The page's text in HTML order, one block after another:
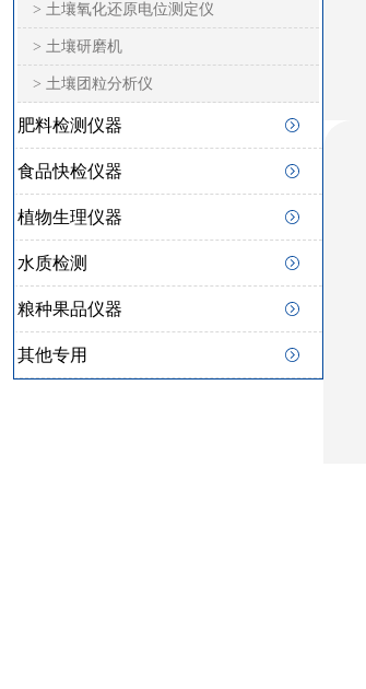
> 土壤氧化还原电位测定仪
> 土壤研磨机
> 土壤团粒分析仪
肥料检测仪器
食品快检仪器
植物生理仪器
水质检测
粮种果品仪器
其他专用